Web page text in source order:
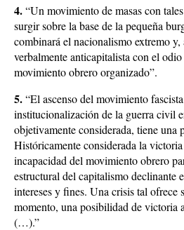
4.“Un movimiento de masas con
surgir sobre la base de la pequeña
combinará el nacionalismo extremo
verbalmente anticapitalista con el
movimiento obrero organizado”.
5.“El ascenso del movimiento
institucionalización de la guerra civil
objetivamente considerada, tiene
Históricamente considerada la
incapacidad del movimiento obrero
estructural del capitalismo declinante
intereses y fines. Una crisis tal ofrece
momento, una posibilidad de victoria
(…).”